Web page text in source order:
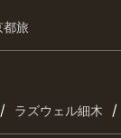
都旅
/ ラズウェル細木 /